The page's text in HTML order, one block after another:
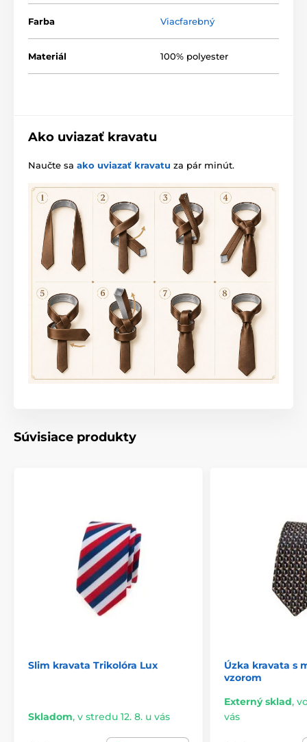
Farba Viacfarebný
Materiál 100% polyester
Ako uviazať kravatu
Naučte sa ako uviazať kravatu za pár minút.
Súvisiace produkty
Slim kravata Trikolóra Lux
Skladom, v stredu 12. 8. u vás
Úzka kravata s
vzorom
Externý sklad,
vás